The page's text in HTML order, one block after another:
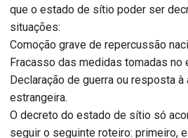
que o estado de sítio poder ser
situações:
Comoção grave de repercussão
Fracasso das medidas tomadas no
Declaração de guerra ou resposta
estrangeira.
O decreto do estado de sítio só
seguir o seguinte roteiro: primeiro,